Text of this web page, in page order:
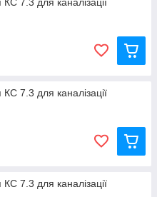
КС 7.3 для каналізації
КС 7.3 для каналізації